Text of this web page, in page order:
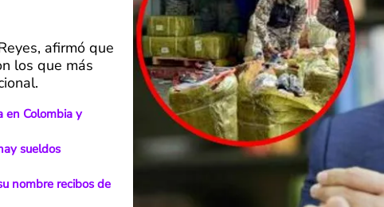
afirmó que
los que más
en Colombia y
sueldos
nombre recibos de